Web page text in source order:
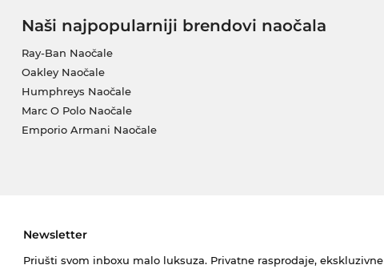
Naši najpopularniji brendovi naočala
Ray-Ban Naočale
Oakley Naočale
Humphreys Naočale
Marc O Polo Naočale
Emporio Armani Naočale
Newsletter
Priušti svom inboxu malo luksuza. Privatne rasprodaje,